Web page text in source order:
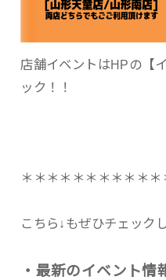
店舗イベントはHPの【
ック！！
＊＊＊＊＊＊＊＊＊＊
こちら↓もぜひチェック
・最新のイベント情